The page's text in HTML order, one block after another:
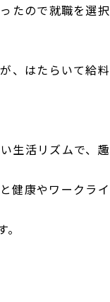
たので就職を選択
、はたらいて給料
生活リズムで、趣
健康やワークライ